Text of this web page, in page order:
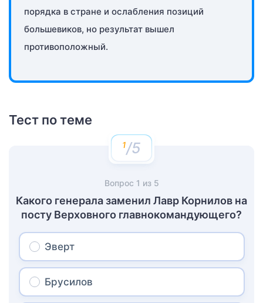
порядка в стране и ослабления позиций
большевиков, но результат вышел
противоположный.
Тест по теме
/5
Вопрос 1 из 5
Какого генерала заменил Лавр Корнилов на
посту Верховного главнокомандующего?
Эверт
Брусилов